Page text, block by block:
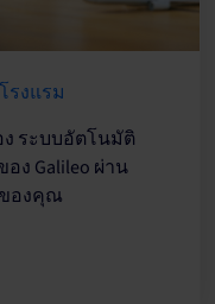
รงแรม
ระบบอัตโนมัติ
ง Galileo ผ่าน
ของคุณ